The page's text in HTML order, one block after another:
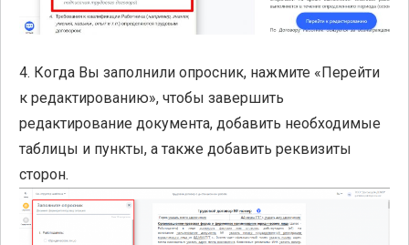
4. Когда Вы заполнили опросник, нажмите «Перейти
к редактированию», чтобы завершить
редактирование документа, добавить необходимые
таблицы и пункты, а также добавить реквизиты
сторон.